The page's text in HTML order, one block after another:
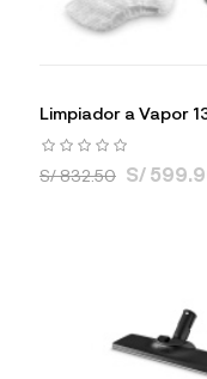
Limpiador a Vapor
S/ 832.50 S/